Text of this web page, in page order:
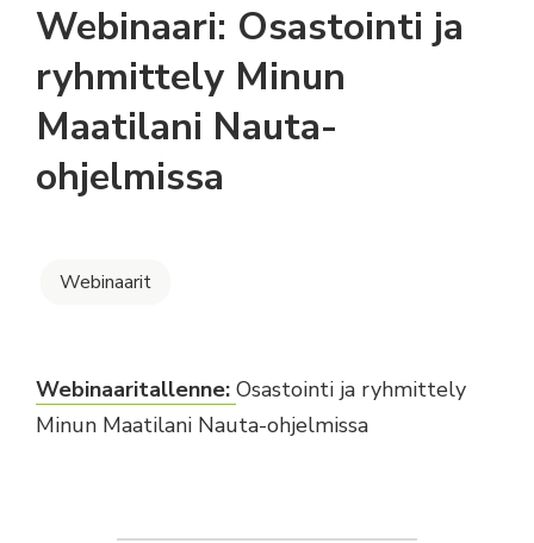
Webinaari: Osastointi ja
ryhmittely Minun
Maatilani Nauta-
ohjelmissa
Webinaarit
Webinaaritallenne: Osastointi ja ryhmittely
Minun Maatilani Nauta-ohjelmissa